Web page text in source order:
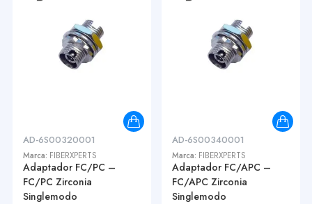
AD-6S00320001
Marca: FIBERXPERTS
Adaptador FC/PC –
FC/PC Zirconia
Singlemodo
AD-6S00340001
Marca: FIBERXPERTS
Adaptador FC/APC –
FC/APC Zirconia
Singlemodo